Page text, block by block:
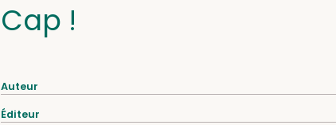
Cap !
Auteur
Éditeur